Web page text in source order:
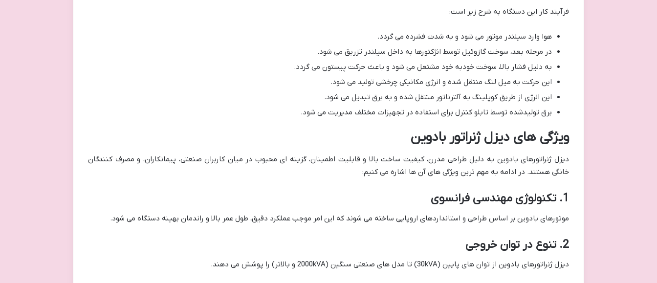
فرآیند کار این دستگاه به شرح زیر است:
هوا وارد سیلندر موتور می شود و به شدت فشرده می گردد.
در مرحله بعد، سوخت گازوئیل توسط انژکتورها به داخل سیلندر تزریق می شود.
به دلیل فشار بالا، سوخت خودبه خود مشتعل می شود و باعث حرکت پیستون می گردد.
این حرکت به میل لنگ منتقل شده و انرژی مکانیکی چرخشی تولید می شود.
این انرژی از طریق کوپلینگ به آلترناتور منتقل شده و به برق تبدیل می شود.
برق تولیدشده توسط تابلو کنترل برای استفاده در تجهیزات مختلف مدیریت می شود.
ویژگی های دیزل ژنراتور بادوین
دیزل ژنراتورهای بادوین به دلیل طراحی مدرن، کیفیت ساخت بالا و قابلیت اطمینان، گزینه ای محبوب در میان کاربران صنعتی، پیمانکاران، و مصرف کنندگان
خانگی هستند. در ادامه به مهم ترین ویژگی های آن ها اشاره می کنیم:
1. تکنولوژی مهندسی فرانسوی
موتورهای بادوین بر اساس طراحی و استانداردهای اروپایی ساخته می شوند که این امر موجب عملکرد دقیق، طول عمر بالا و راندمان بهینه دستگاه می شود.
2. تنوع در توان خروجی
دیزل ژنراتورهای بادوین از توان های پایین (30kVA) تا مدل های صنعتی سنگین (2000kVA و بالاتر) را پوشش می دهند.